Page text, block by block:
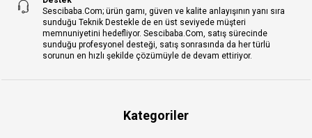
Sescibaba.Com; ürün gamı, güven ve kalite anlayışının yanı sıra
sunduğu Teknik Destekle de en üst seviyede müşteri
memnuniyetini hedefliyor. Sescibaba.Com, satış sürecinde
sunduğu profesyonel desteği, satış sonrasında da her türlü
sorunun en hızlı şekilde çözümüyle de devam ettiriyor.
Kategoriler